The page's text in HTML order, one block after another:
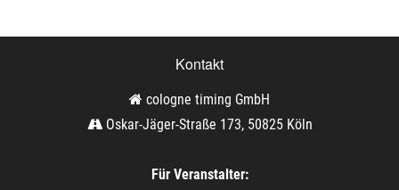
Kontakt
cologne timing GmbH
Oskar-Jäger-Straße 173, 50825 Köln
Für Veranstalter: